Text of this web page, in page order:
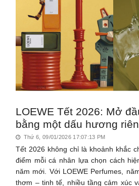
LOEWE Tết 2026: Mở
bằng một dấu hương
Thứ 6, 09/01/2026 17:07:13 PM
Tết 2026 không chỉ là khoảnh khắc
điểm mỗi cá nhân lựa chọn cách
năm mới. Với LOEWE Perfumes,
thơm – tinh tế, nhiều tầng cảm xúc